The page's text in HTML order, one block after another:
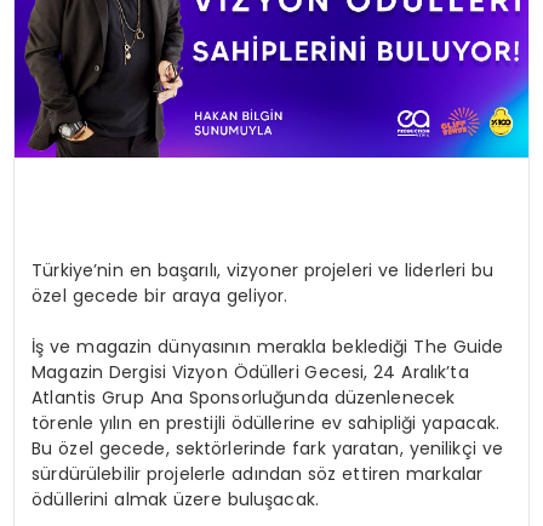
Türkiye’nin en başarılı, vizyoner projeleri ve liderleri bu
özel gecede bir araya geliyor.
İş ve magazin dünyasının merakla beklediği The Guide
Magazin Dergisi Vizyon Ödülleri Gecesi, 24 Aralık’ta
Atlantis Grup Ana Sponsorluğunda düzenlenecek
törenle yılın en prestijli ödüllerine ev sahipliği yapacak.
Bu özel gecede, sektörlerinde fark yaratan, yenilikçi ve
sürdürülebilir projelerle adından söz ettiren markalar
ödüllerini almak üzere buluşacak.